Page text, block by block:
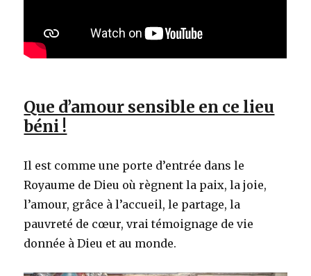
Que d’amour sensible en ce lieu
béni !
Il est comme une porte d’entrée dans le
Royaume de Dieu où règnent la paix, la joie,
l’amour, grâce à l’accueil, le partage, la
pauvreté de cœur, vrai témoignage de vie
donnée à Dieu et au monde.